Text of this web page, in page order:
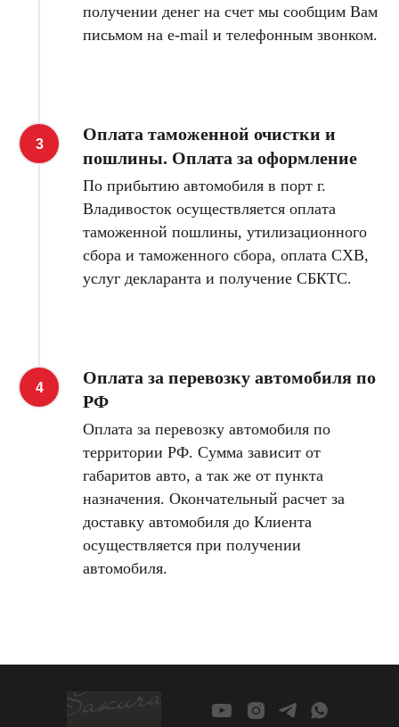
получении денег на счет мы сообщим Вам
письмом на e-mail и телефонным звонком.
Оплата таможенной очистки и
пошлины. Оплата за оформление
По прибытию автомобиля в порт г.
Владивосток осуществляется оплата
таможенной пошлины, утилизационного
сбора и таможенного сбора, оплата СХВ,
услуг декларанта и получение СБКТС.
Оплата за перевозку автомобиля по
РФ
Оплата за перевозку автомобиля по
территории РФ. Сумма зависит от
габаритов авто, а так же от пункта
назначения. Окончательный расчет за
доставку автомобиля до Клиента
осуществляется при получении
автомобиля.